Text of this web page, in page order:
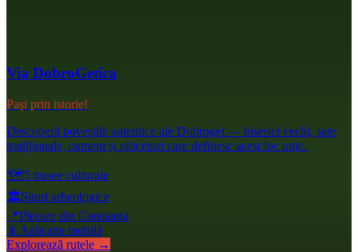
Via DobroGetica
Pași prin istorie!
Descoperă poveștile autentice ale Dobrogei — biserici vechi, sate
tradiționale, oameni și obiceiuri care definesc acest loc unic.
🗺️5 trasee culturale
🏛️Situri arheologice
📍Plecare din Constanța
📱 Aplicație mobilă
Explorează rutele →